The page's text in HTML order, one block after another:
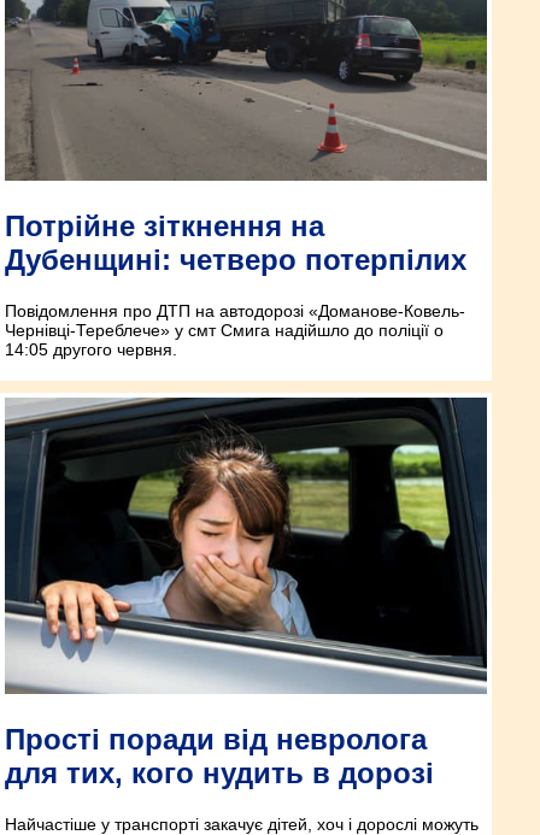
Потрійне зіткнення на
Дубенщині: четверо потерпілих
Повідомлення про ДТП на автодорозі «Доманове-Ковель-
Чернівці-Тереблече» у смт Смига надійшло до поліції о
14:05 другого червня.
Прості поради від невролога
для тих, кого нудить в дорозі
Найчастіше у транспорті закачує дітей, хоч і дорослі можуть